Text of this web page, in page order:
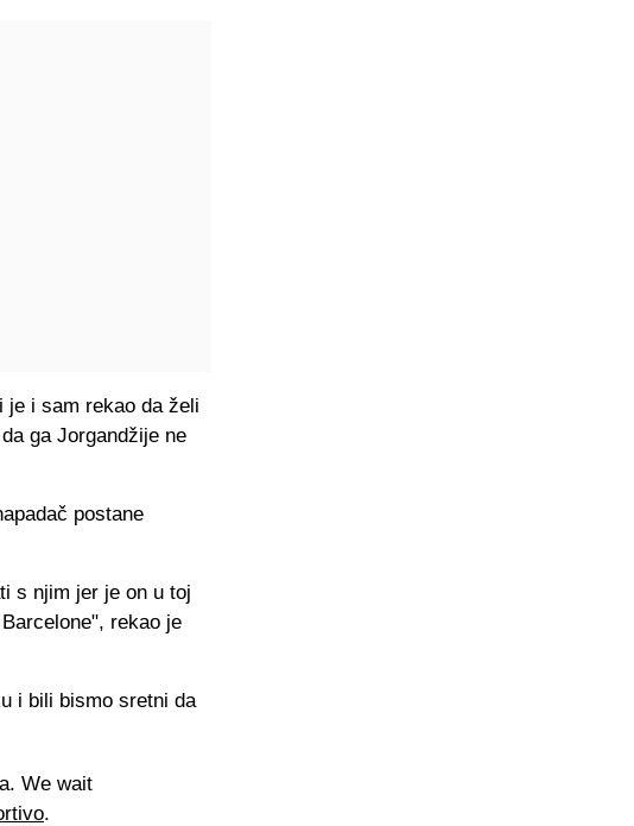
je i sam rekao da želi
ga Jorgandžije ne
postane
s njim jer je on u toj
rekao je
i bili bismo sretni da
We wait
.